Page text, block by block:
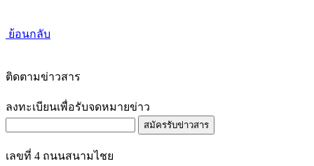
ย้อนกลับ
ติดตามข่าวสาร
ลงทะเบียนเพื่อรับจดหมายข่าว
สมัครรับข่าวสาร
เลขที่ 4 ถนนสนามไชย